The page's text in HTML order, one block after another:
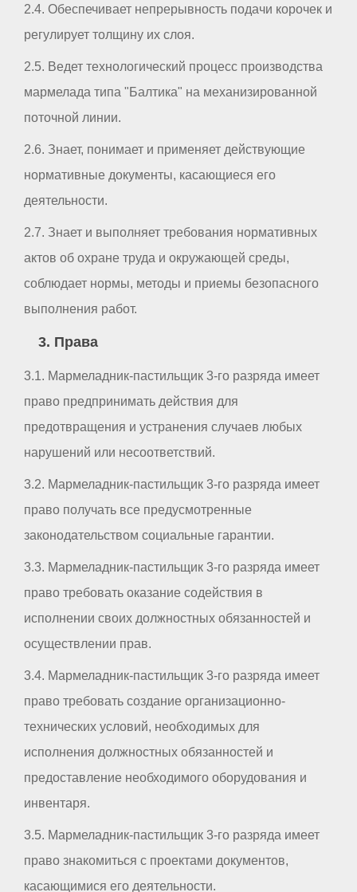
2.4. Обеспечивает непрерывность подачи корочек и
регулирует толщину их слоя.
2.5. Ведет технологический процесс производства
мармелада типа "Балтика" на механизированной
поточной линии.
2.6. Знает, понимает и применяет действующие
нормативные документы, касающиеся его
деятельности.
2.7. Знает и выполняет требования нормативных
актов об охране труда и окружающей среды,
соблюдает нормы, методы и приемы безопасного
выполнения работ.
3. Права
3.1. Мармеладник-пастильщик 3-го разряда имеет
право предпринимать действия для
предотвращения и устранения случаев любых
нарушений или несоответствий.
3.2. Мармеладник-пастильщик 3-го разряда имеет
право получать все предусмотренные
законодательством социальные гарантии.
3.3. Мармеладник-пастильщик 3-го разряда имеет
право требовать оказание содействия в
исполнении своих должностных обязанностей и
осуществлении прав.
3.4. Мармеладник-пастильщик 3-го разряда имеет
право требовать создание организационно-
технических условий, необходимых для
исполнения должностных обязанностей и
предоставление необходимого оборудования и
инвентаря.
3.5. Мармеладник-пастильщик 3-го разряда имеет
право знакомиться с проектами документов,
касающимися его деятельности.